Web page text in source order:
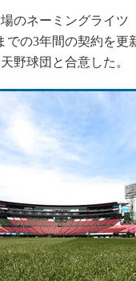
のネーミングライツ
での3年間の契約を更
野球団と合意した。